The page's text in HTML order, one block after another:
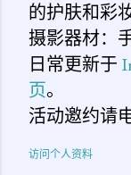
的护肤和彩
摄影器材：
日常更新于
页。
活动邀约请
访问个人资料